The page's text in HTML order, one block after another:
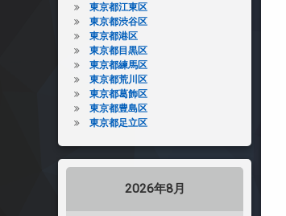
東京都江東区
東京都渋谷区
東京都港区
東京都目黒区
東京都練馬区
東京都荒川区
東京都葛飾区
東京都豊島区
東京都足立区
2026年8月